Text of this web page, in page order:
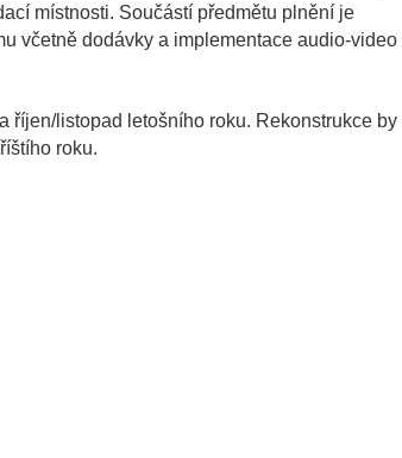
místnosti. Součástí předmětu plnění je
včetně dodávky a implementace audio-video
říjen/listopad letošního roku. Rekonstrukce by
roku.